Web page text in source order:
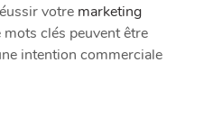
votre marketing
mots clés peuvent être
intention commerciale